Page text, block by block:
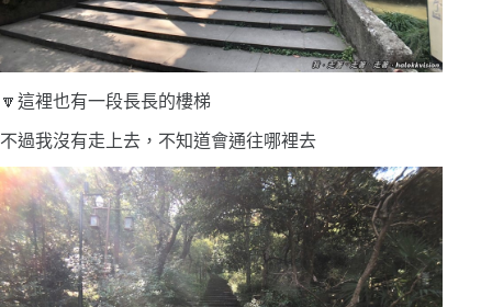
🔽這裡也有一段長長的樓梯
不過我沒有走上去，不知道會通往哪裡去